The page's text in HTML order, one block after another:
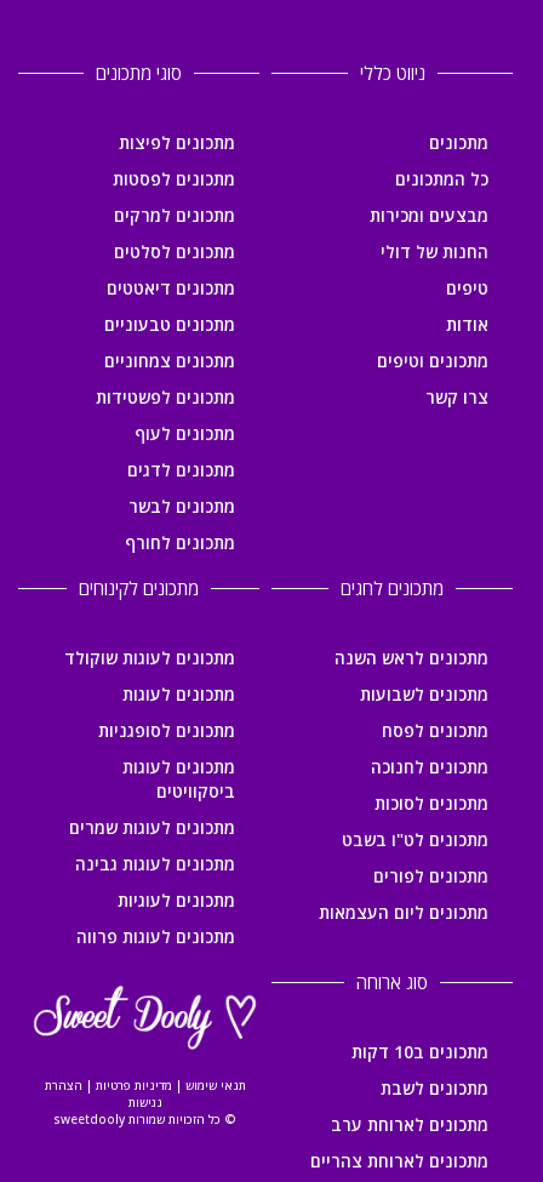
ניווט כללי
מתכונים
כל המתכונים
מבצעים ומכירות
החנות של דולי
טיפים
אודות
מתכונים וטיפים
צרו קשר
סוגי מתכונים
מתכונים לפיצות
מתכונים לפסטות
מתכונים למרקים
מתכונים לסלטים
מתכונים דיאטטים
מתכונים טבעוניים
מתכונים צמחוניים
מתכונים לפשטידות
מתכונים לעוף
מתכונים לדגים
מתכונים לבשר
מתכונים לחורף
מתכונים לחגים
מתכונים לראש השנה
מתכונים לשבועות
מתכונים לפסח
מתכונים לחנוכה
מתכונים לסוכות
מתכונים לט"ו בשבט
מתכונים לפורים
מתכונים ליום העצמאות
מתכונים לקינוחים
מתכונים לעוגות שוקולד
מתכונים לעוגות
מתכונים לסופגניות
מתכונים לעוגות
ביסקוויטים
מתכונים לעוגות שמרים
מתכונים לעוגות גבינה
מתכונים לעוגיות
מתכונים לעוגות פרווה
סוג ארוחה
מתכונים ב10 דקות
מתכונים לשבת
מתכונים לארוחת ערב
מתכונים לארוחת צהריים
תנאי שימוש | מדיניות פרטיות | הצהרת
נגישות
© כל הזכויות שמורות sweetdooly